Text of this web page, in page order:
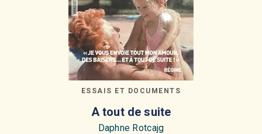
ESSAIS ET DOCUMENTS
A tout de suite
Daphne Rotcajg